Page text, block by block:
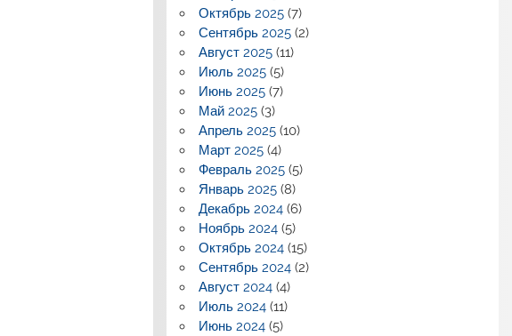
Октябрь 2025 (7)
Сентябрь 2025 (2)
Август 2025 (11)
Июль 2025 (5)
Июнь 2025 (7)
Май 2025 (3)
Апрель 2025 (10)
Март 2025 (4)
Февраль 2025 (5)
Январь 2025 (8)
Декабрь 2024 (6)
Ноябрь 2024 (5)
Октябрь 2024 (15)
Сентябрь 2024 (2)
Август 2024 (4)
Июль 2024 (11)
Июнь 2024 (5)